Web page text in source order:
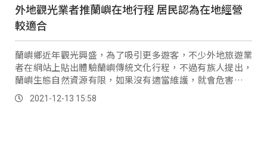
外地觀光業者推蘭嶼在地行程 居民認為在地經營
較適合
蘭嶼鄉近年觀光興盛，為了吸引更多遊客，不少外地旅遊業
者在網站上貼出體驗蘭嶼傳統文化行程，不過有族人提出，
蘭嶼生態自然資源有限，如果沒有適當維護，就會危害生態
系統。2021-12-13 15:58